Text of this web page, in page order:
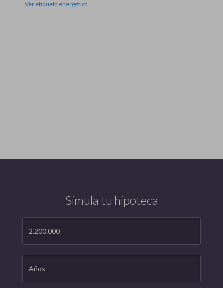
Ver etiqueta energética
Simula tu hipoteca